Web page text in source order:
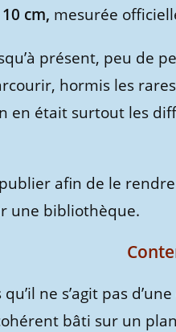
cm, mesurée
présent, peu de
hormis les
en était surtout les
afin de le
une bibliothèque.
qu’il ne s’agit pas
bâti sur un